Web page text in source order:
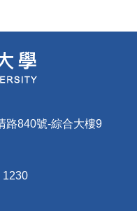
路840號-綜合大樓9
1230